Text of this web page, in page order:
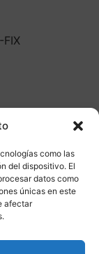
como las
del dispositivo. El
datos como
únicas en este
afectar